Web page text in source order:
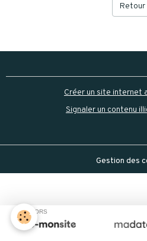
Retour
Créer un site internet
Signaler un contenu
Gestion des
SPONSORS